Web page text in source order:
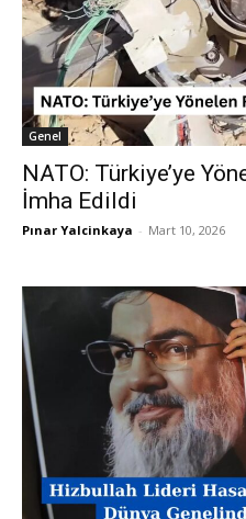
Genel
NATO: Türkiye’ye
İmha Edildi
Pınar Yalcinkaya - Mart 10, 2026